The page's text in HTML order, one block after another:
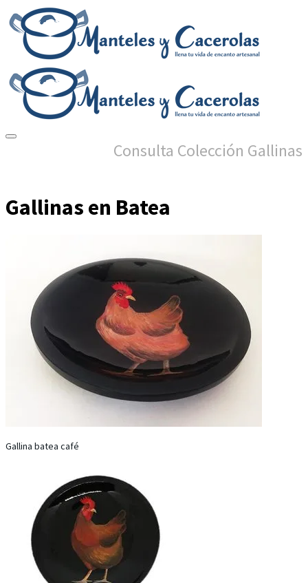
Consulta Colección Gallinas
Gallinas en Batea
Gallina batea café